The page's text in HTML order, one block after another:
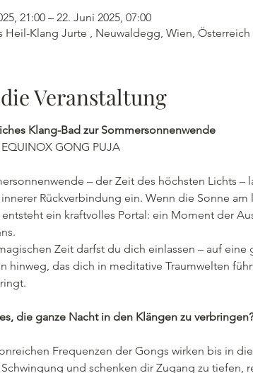
21:00 – 22. Juni 2025, 07:00
Heil-Klang Jurte , Neuwaldegg, Wien, Österreich
Veranstaltung
Klang-Bad zur Sommersonnenwende
GONG PUJA
– der Zeit des höchsten Lichts
Rückverbindung ein. Wenn die Sonne
ein kraftvolles Portal: ein Moment der
Zeit darfst du dich einlassen – auf
hinweg, das dich in meditative Traumwelten
die ganze Nacht in den Klängen zu verbringen?
Frequenzen der Gongs wirken bis in
Schwingung und schenken dir Zugang zu tiefen,